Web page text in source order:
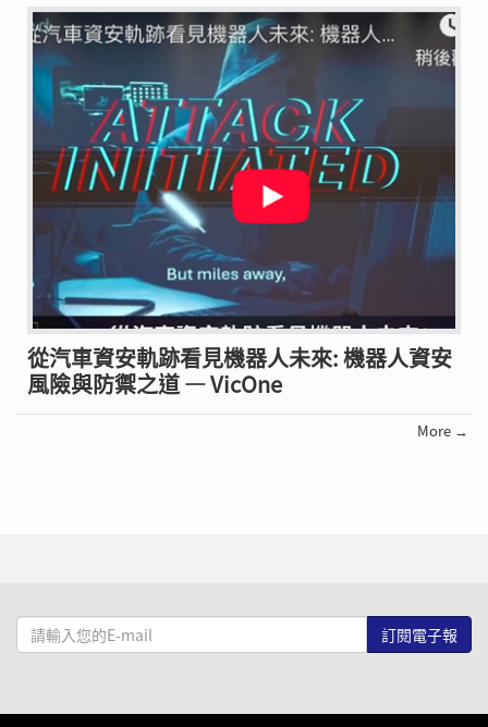
從汽車資安軌跡看見機器人未來: 機器人資安
風險與防禦之道 — VicOne
More →
請
輸